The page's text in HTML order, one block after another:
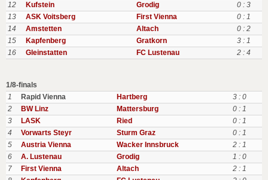
12
Kufstein Grodig
0 : 3
13
ASK Voitsberg First Vienna
0 : 1
14
Amstetten Altach
0 : 2
15
Kapfenberg Gratkorn
3 : 1
16
Gleinstatten FC Lustenau 2 : 4
1/8-finals
1
Rapid Vienna Hartberg
3 : 0
2
BW Linz Mattersburg
0 : 1
3
LASK Ried
0 : 1
4
Vorwarts Steyr Sturm Graz
0 : 1
5
Austria Vienna Wacker Innsbruck
2 : 1
6
A. Lustenau Grodig
1 : 0
7
First Vienna Altach
2 : 1